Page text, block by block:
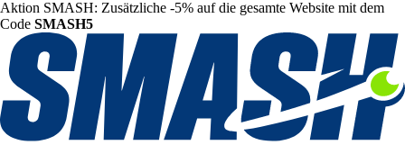
Aktion SMASH: Zusätzliche -5% auf die gesamte Website mit dem
Code SMASH5